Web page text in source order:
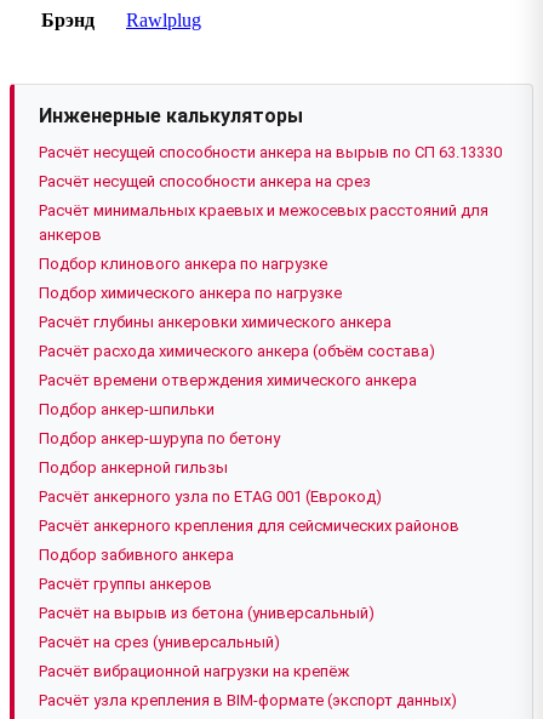
Брэнд Rawlplug
Инженерные калькуляторы
Расчёт несущей способности анкера на вырыв по СП 63.13330
Расчёт несущей способности анкера на срез
Расчёт минимальных краевых и межосевых расстояний для
анкеров
Подбор клинового анкера по нагрузке
Подбор химического анкера по нагрузке
Расчёт глубины анкеровки химического анкера
Расчёт расхода химического анкера (объём состава)
Расчёт времени отверждения химического анкера
Подбор анкер-шпильки
Подбор анкер-шурупа по бетону
Подбор анкерной гильзы
Расчёт анкерного узла по ETAG 001 (Еврокод)
Расчёт анкерного крепления для сейсмических районов
Подбор забивного анкера
Расчёт группы анкеров
Расчёт на вырыв из бетона (универсальный)
Расчёт на срез (универсальный)
Расчёт вибрационной нагрузки на крепёж
Расчёт узла крепления в BIM-формате (экспорт данных)